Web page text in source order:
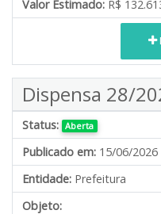
Valor Estimado: R$
Dispensa 28/
Status: Aberta
Publicado em: 15/06/2026
Entidade: Prefeitura
Objeto: